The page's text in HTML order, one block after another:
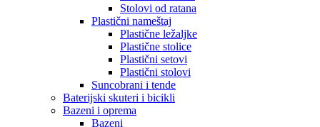
Stolovi od ratana
Plastični nameštaj
Plastične ležaljke
Plastične stolice
Plastični setovi
Plastični stolovi
Suncobrani i tende
Baterijski skuteri i bicikli
Bazeni i oprema
Bazeni